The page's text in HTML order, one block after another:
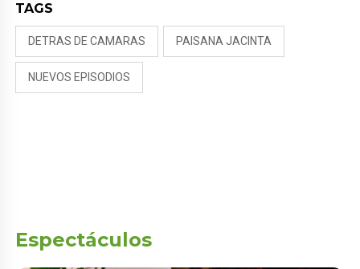
TAGS
DETRAS DE CAMARAS PAISANA JACINTA
NUEVOS EPISODIOS
Espectáculos